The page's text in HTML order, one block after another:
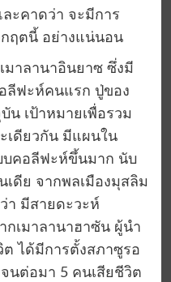
ละคาดว่า จะมีการ
ฤตนี้ อย่างแน่นอน
าลานาอินยาซ ซึ่งมี
ลีฟะห์คนแรก ปู่ของ
น เป้าหมายเพื่อรวม
เดียวกัน มีแผนใน
บคอลีฟะห์ขึ้นมาก นับ
ดีย จากพลเมืองมุสลิม
า มีสายดะวะห์
กเมาลานาฮาซัน ผู้นำ
ได้มีการตั้งสภาซูรอ
นต่อมา 5 คนเสียชีวิต